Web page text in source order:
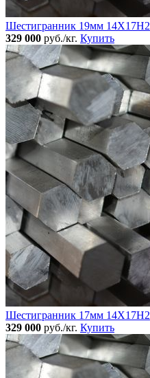
Шестигранник 19мм 14Х17Н2
329 000 руб./кг. Купить
Шестигранник 17мм 14Х17Н2
329 000 руб./кг. Купить